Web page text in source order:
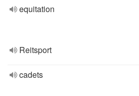
equitation
Reitsport
cadets